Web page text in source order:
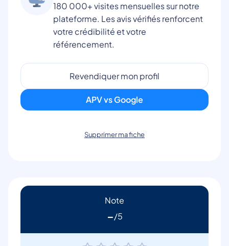
180 000+ visites mensuelles sur notre
plateforme. Les avis vérifiés renforcent
votre crédibilité et votre
référencement.
Revendiquer mon profil
APV vs Google
Supprimer ma fiche
Note
-